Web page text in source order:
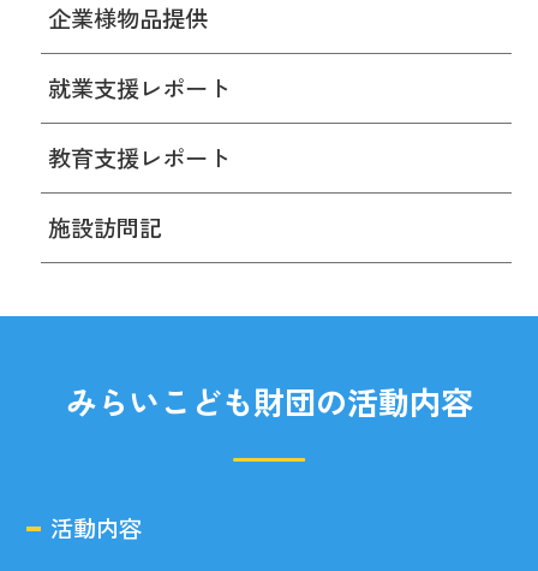
企業様物品提供
就業支援レポート
教育支援レポート
施設訪問記
みらいこども財団の活動内容
活動内容